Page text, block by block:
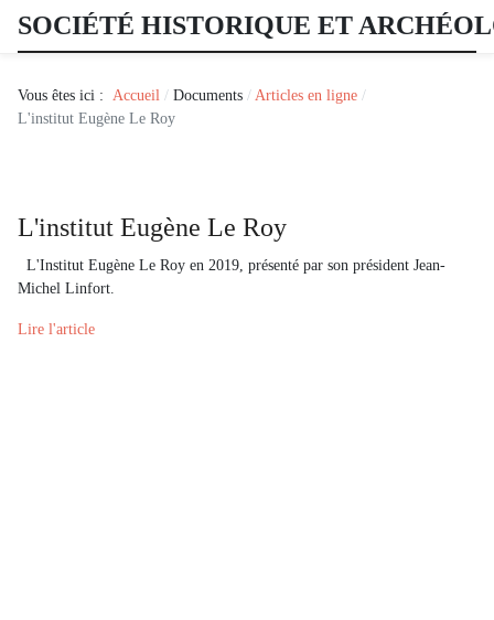
SOCIÉTÉ HISTORIQUE ET
Vous êtes ici : Accueil Documents
Articles en ligne
L'institut Eugène Le Roy
L'institut Eugène Le Roy
L'Institut Eugène Le Roy en 2019, présenté par son président Jean-
Michel Linfort.
Lire l'article